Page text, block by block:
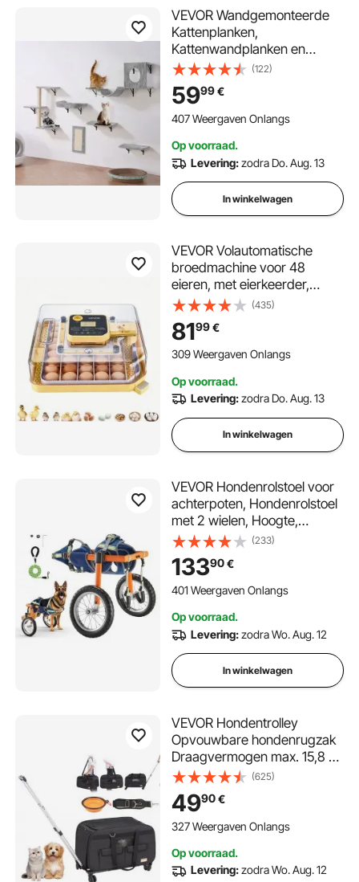
VEVOR Wandgemonteerde
Kattenplanken,
Kattenwandplanken en
Zitstokken met
Springplanken, Hangmat,
Bank, Krabpaal &
Kattengreep, Kattenmeubels
Slapen, Spelen, Klimmen, Set
van 6
(122)
5999€
407 Weergaven Onlangs
Op voorraad.
Levering:zodra Do. Aug. 13
In winkelwagen
VEVOR Volautomatische
broedmachine voor 48
eieren, met eierkeerder,
temperatuur- en
vochtigheidsregeling,
broedmachine voor het
uitbroeden van kuikens,
(435)
8199€
309 Weergaven Onlangs
Op voorraad.
Levering:zodra Do. Aug. 13
In winkelwagen
VEVOR Hondenrolstoel voor
achterpoten, Hondenrolstoel
met 2 wielen, Hoogte,
breedte en lengte
verstelbaar, Hondenkar met
schokabsorberende wielen,
voor geblesseerde,
21,77-39,92 kg
(233)
13390€
401 Weergaven Onlangs
Op voorraad.
Levering:zodra Wo. Aug. 12
In winkelwagen
VEVOR Hondentrolley
Opvouwbare hondenrugzak
Draagvermogen max. 15,8 kg
Transporttas Gemaakt van
600D Oxford-stof Hondenkar
met 4 wielen Opbergzakken
Huisdierentrolley Ideaal voor
(625)
4990€
327 Weergaven Onlangs
Op voorraad.
Levering:zodra Wo. Aug. 12